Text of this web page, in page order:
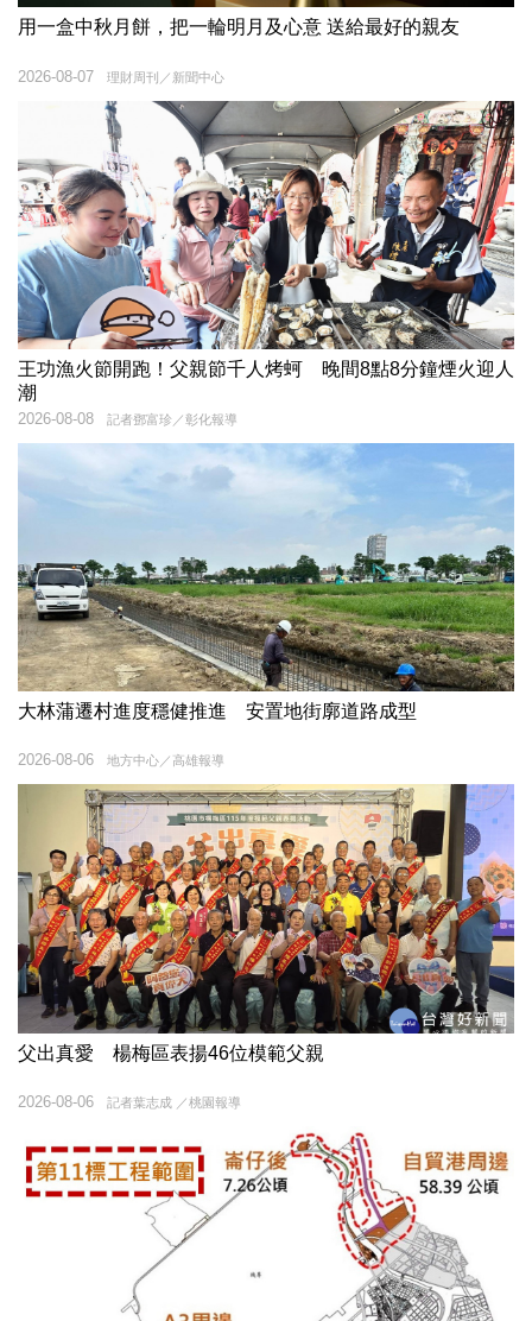
用一盒中秋月餅，把一輪明月及心意 送給最好的親友
理財周刊／新聞中心
2026-08-07
王功漁火節開跑！父親節千人烤蚵 晚間8點8分鐘煙火迎人
潮
記者鄧富珍／彰化報導
2026-08-08
大林蒲遷村進度穩健推進 安置地街廓道路成型
地方中心／高雄報導
2026-08-06
父出真愛 楊梅區表揚46位模範父親
記者葉志成 ／桃園報導
2026-08-06